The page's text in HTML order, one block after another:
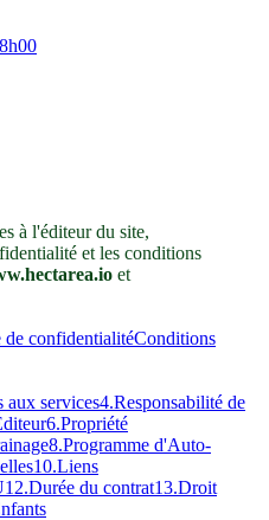
à l'éditeur du site,
et les conditions
et
de confidentialitéConditions
aux services4.Responsabilité de
6.Propriété
8.Programme d'Auto-
10.Liens
12.Durée du contrat13.Droit